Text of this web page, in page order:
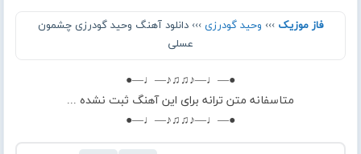
فاز موزیک ››› وحید گودرزی ››› دانلود آهنگ وحید گودرزی چشمون
عسلی
●—♩—♪♫♫♪—♩—●
متاسفانه متن ترانه برای این آهنگ ثبت نشده ...
●—♩—♪♫♫♪—♩—●